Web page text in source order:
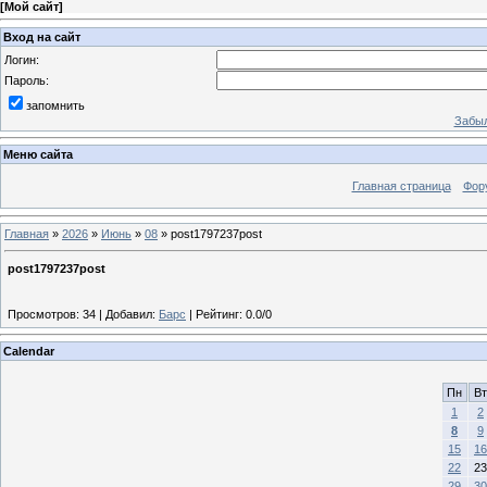
[Мой сайт]
Вход на сайт
Логин:
Пароль:
запомнить
Меню сайта
Главная страница
Главная » 2026 » Июнь » 08 » post1797237post
post1797237post
Просмотров: 34 | Добавил: Барс | Рейтинг: 0.0/0
Calendar
Пн
Вт
1
2
8
9
15
16
22
23